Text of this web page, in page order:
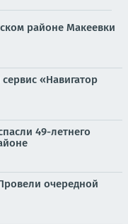
районе Макеевки
«Навигатор
49-летнего
очередной